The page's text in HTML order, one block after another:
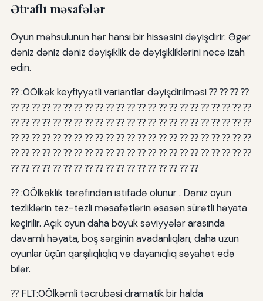
Ətraflı məsafələr
Oyun məhsulunun hər hansı bir hissəsini dəyişdirir. Əgər
dəniz dəniz dəniz dəyişiklik də dəyişikliklərini necə izah
edin.
⁇ :0Ölkək keyfiyyətli variantlar dəyişdirilməsi ⁇ ⁇ ⁇ ⁇
⁇ ⁇ ⁇ ⁇ ⁇ ⁇ ⁇ ⁇ ⁇ ⁇ ⁇ ⁇ ⁇ ⁇ ⁇ ⁇ ⁇ ⁇ ⁇ ⁇ ⁇ ⁇ ⁇
⁇ ⁇ ⁇ ⁇ ⁇ ⁇ ⁇ ⁇ ⁇ ⁇ ⁇ ⁇ ⁇ ⁇ ⁇ ⁇ ⁇ ⁇ ⁇ ⁇ ⁇ ⁇ ⁇
⁇ ⁇ ⁇ ⁇ ⁇ ⁇ ⁇ ⁇ ⁇ ⁇ ⁇ ⁇ ⁇ ⁇ ⁇ ⁇ ⁇ ⁇ ⁇ ⁇ ⁇ ⁇ ⁇
⁇ ⁇ ⁇ ⁇ ⁇ ⁇ ⁇ ⁇ ⁇ ⁇ ⁇ ⁇ ⁇ ⁇ ⁇ ⁇ ⁇ ⁇ ⁇ ⁇ ⁇ ⁇ ⁇
⁇ ⁇ ⁇ ⁇ ⁇ ⁇ ⁇ ⁇ ⁇ ⁇ ⁇ ⁇ ⁇ ⁇ ⁇ ⁇ ⁇ ⁇
⁇ :0Ölkəklik tərəfindən istifadə olunur . Dəniz oyun
tezliklərin tez-tezli məsafətlərin əsasən sürətli həyata
keçirilir. Açık oyun daha böyük səviyyələr arasında
davamlı həyata, boş sərginin avadanlıqları, daha uzun
oyunlar üçün qarşılıqlıqlıq və dayanıqlıq səyahət edə
bilər.
⁇ FLT:0Ölkəmli təcrübəsi dramatik bir halda